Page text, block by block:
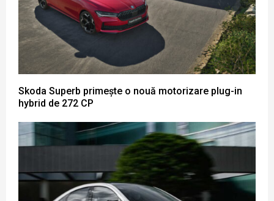
Skoda Superb primește o nouă motorizare plug-in
hybrid de 272 CP